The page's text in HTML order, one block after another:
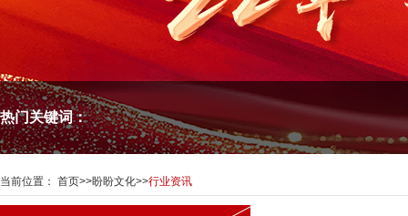
热门关键词：
当前位置： 首页>>盼盼文化>>行业资讯